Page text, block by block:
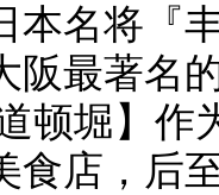
本名将『
阪最著名
顿堀】作
食店，后